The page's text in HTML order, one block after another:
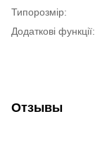
Типорозмір:
Додаткові функції:
Отзывы